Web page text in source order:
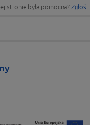
stronie była pomocna? Zgłoś